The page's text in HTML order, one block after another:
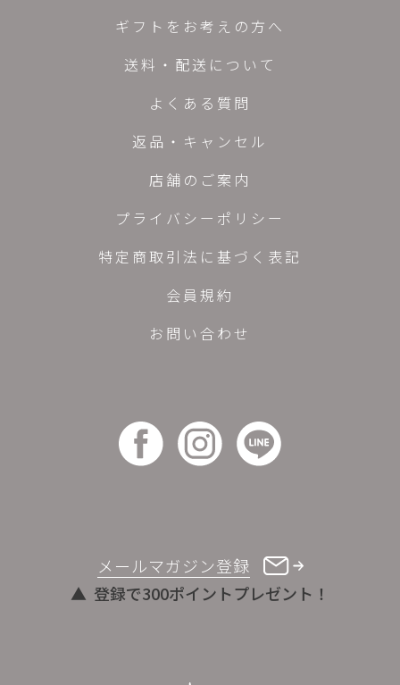
メールマガジン登録
登録で300ポイントプレゼント！
ギフトをお考えの方へ
送料・配送について
よくある質問
返品・キャンセル
店舗のご案内
プライバシーポリシー
特定商取引法に基づく表記
会員規約
お問い合わせ